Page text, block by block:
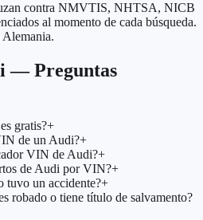
contra NMVTIS, NHTSA, NICB
al momento de cada búsqueda.
— Preguntas
gratis?+
de un Audi?+
VIN de Audi?+
de Audi por VIN?+
tuvo un accidente?+
robado o tiene título de salvamento?